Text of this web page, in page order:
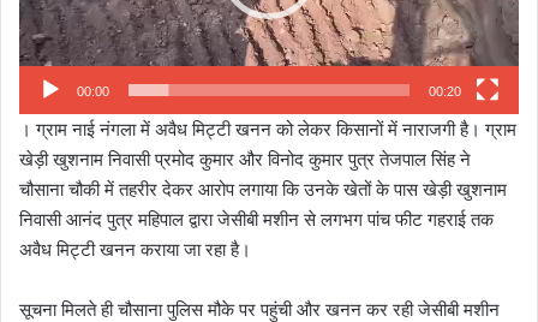
00:00 00:20
। ग्राम नाई नंगला में अवैध मिट्टी खनन को लेकर किसानों में नाराजगी है। ग्राम
खेड़ी खुशनाम निवासी प्रमोद कुमार और विनोद कुमार पुत्र तेजपाल सिंह ने
चौसाना चौकी में तहरीर देकर आरोप लगाया कि उनके खेतों के पास खेड़ी खुशनाम
निवासी आनंद पुत्र महिपाल द्वारा जेसीबी मशीन से लगभग पांच फीट गहराई तक
अवैध मिट्टी खनन कराया जा रहा है।
सूचना मिलते ही चौसाना पुलिस मौके पर पहुंची और खनन कर रही जेसीबी मशीन